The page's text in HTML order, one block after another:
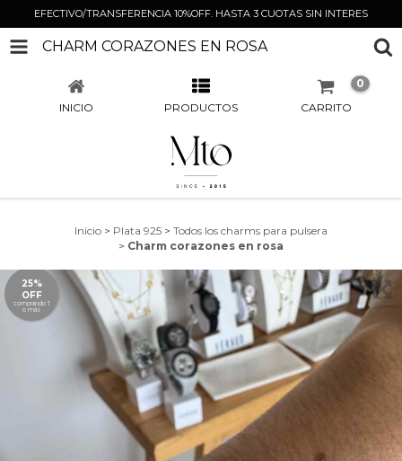
EFECTIVO/TRANSFERENCIA 10%OFF. HASTA 3 CUOTAS SIN INTERES
CHARM CORAZONES EN ROSA
INICIO PRODUCTOS CARRITO
0
Inicio > Plata 925 > Todos los charms para pulsera
> Charm corazones en rosa
25%
OFF
comprando 1
o más